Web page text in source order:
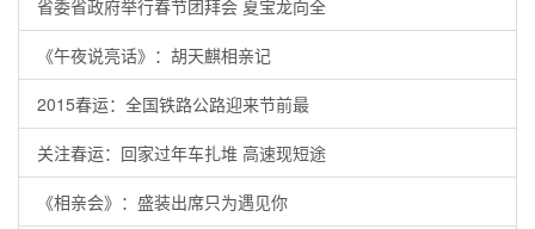
省委省政府举行春节团拜会 夏宝龙向全
《午夜说亮话》：胡天麒相亲记
2015春运：全国铁路公路迎来节前最
关注春运：回家过年车扎堆 高速现短途
《相亲会》：盛装出席只为遇见你